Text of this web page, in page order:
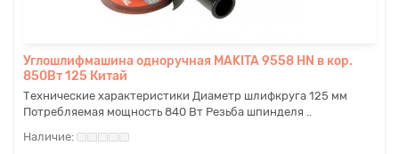
Углошлифмашина одноручная MAKITA 9558 HN в кор.
850Вт 125 Китай
Технические характеристики Диаметр шлифкруга 125 мм
Потребляемая мощность 840 Вт Резьба шпинделя ..